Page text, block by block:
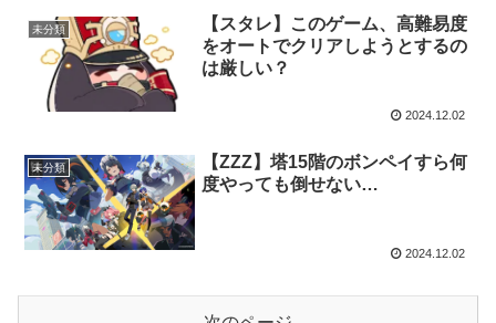
未分類
【スタレ】このゲーム、高難易度
をオートでクリアしようとするの
は厳しい？
2024.12.02
未分類
【ZZZ】塔15階のボンペイすら何
度やっても倒せない…
2024.12.02